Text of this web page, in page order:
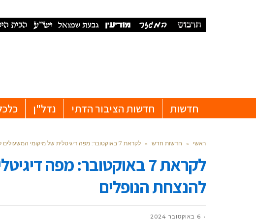
חדשות חדשות הציבור הדתי נדל"ן
ראשי » חדשות חדש » לקראת 7 באוקטובר: מפה דיגיטלית של מיקומי המשעולים להנצחת הנופלים
לקראת 7 באוקטובר: מפה
להנצחת הנופלים
6 באוקטובר 2024